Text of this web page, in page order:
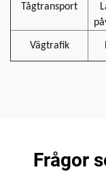
Tågtransport
Vägtrafik
Frågor